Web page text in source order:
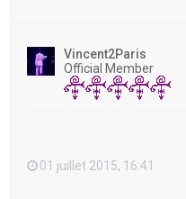
Vincent2Paris
Official Member
01 juillet 2015, 16:41